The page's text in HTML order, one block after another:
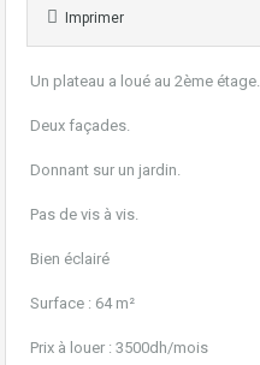
Imprimer
Un plateau a loué au 2ème étage.
Deux façades.
Donnant sur un jardin.
Pas de vis à vis.
Bien éclairé
Surface : 64 m²
Prix à louer : 3500dh/mois